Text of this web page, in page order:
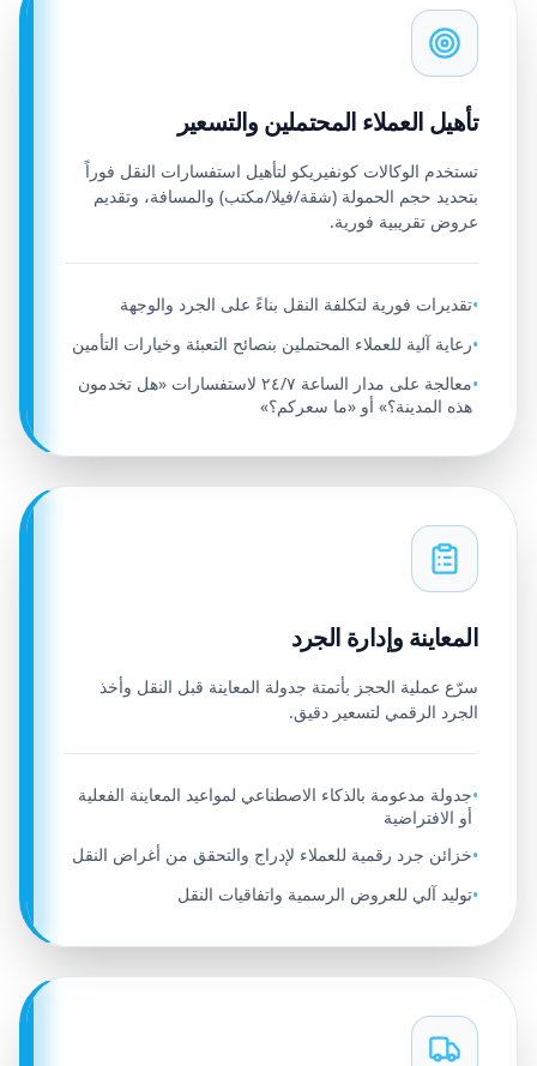
تأهيل العملاء المحتملين والتسعير
تستخدم الوكالات كونفيريكو لتأهيل استفسارات النقل فوراً
بتحديد حجم الحمولة (شقة/فيلا/مكتب) والمسافة، وتقديم
عروض تقريبية فورية.
•تقديرات فورية لتكلفة النقل بناءً على الجرد والوجهة
•رعاية آلية للعملاء المحتملين بنصائح التعبئة وخيارات التأمين
•
معالجة على مدار الساعة ٢٤/٧ لاستفسارات «هل تخدمون
هذه المدينة؟» أو «ما سعركم؟»
المعاينة وإدارة الجرد
سرّع عملية الحجز بأتمتة جدولة المعاينة قبل النقل وأخذ
الجرد الرقمي لتسعير دقيق.
•جدولة مدعومة بالذكاء الاصطناعي لمواعيد المعاينة الفعلية
أو الافتراضية
•خزائن جرد رقمية للعملاء لإدراج والتحقق من أغراض النقل
•توليد آلي للعروض الرسمية واتفاقيات النقل